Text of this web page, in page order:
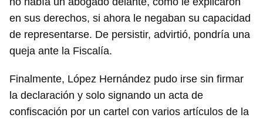
en sus derechos, si ahora le negaban su capacidad
de representarse. De persistir, advirtió, pondría una
queja ante la Fiscalía.
Finalmente, López Hernández pudo irse sin firmar
la declaración y solo signando un acta de
confiscación por un cartel con varios artículos de la